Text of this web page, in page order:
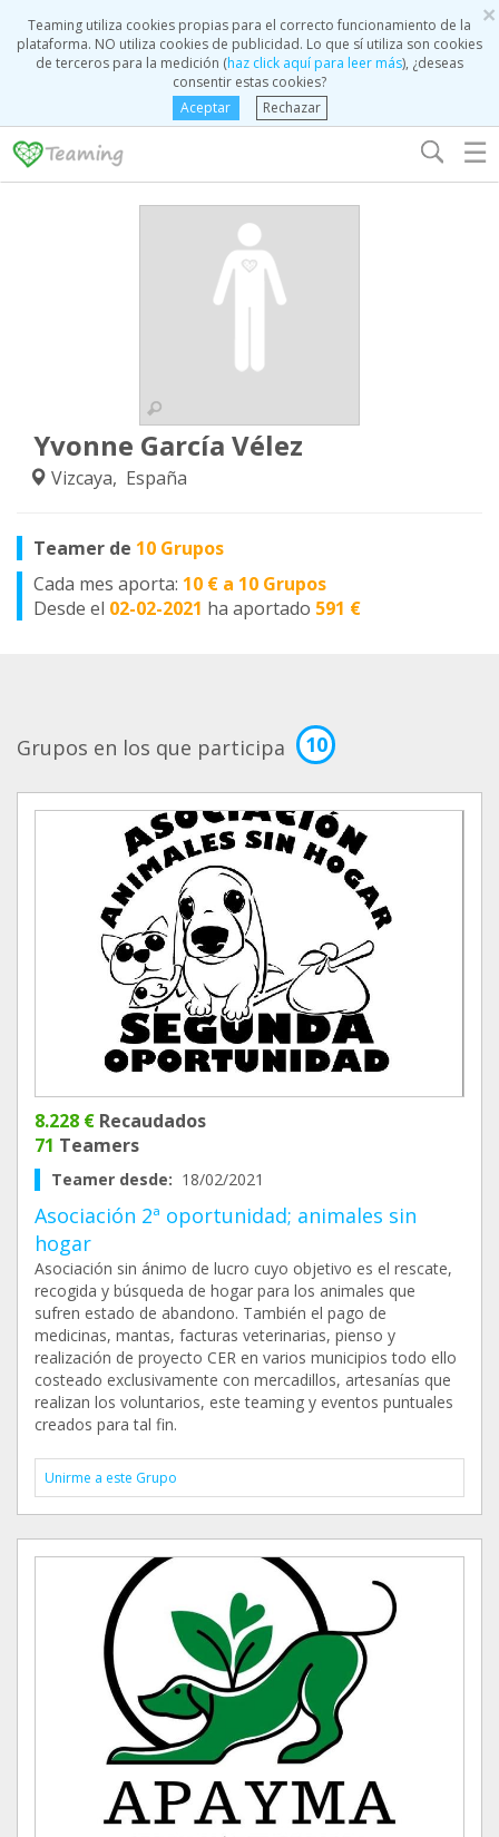
×
Teaming utiliza cookies propias para el correcto funcionamiento de la
plataforma. NO utiliza cookies de publicidad. Lo que sí utiliza son cookies
de terceros para la medición (haz click aquí para leer más), ¿deseas
consentir estas cookies?
Aceptar
Rechazar
☰
Yvonne García Vélez
Vizcaya, España
Teamer de 10 Grupos
Cada mes aporta: 10 € a 10 Grupos
Desde el 02-02-2021 ha aportado 591 €
Grupos en los que participa 10
8.228 € Recaudados
71 Teamers
Teamer desde: 18/02/2021
Asociación 2ª oportunidad; animales sin
hogar
Asociación sin ánimo de lucro cuyo objetivo es el rescate,
recogida y búsqueda de hogar para los animales que
sufren estado de abandono. También el pago de
medicinas, mantas, facturas veterinarias, pienso y
realización de proyecto CER en varios municipios todo ello
costeado exclusivamente con mercadillos, artesanías que
realizan los voluntarios, este teaming y eventos puntuales
creados para tal fin.
Unirme a este Grupo